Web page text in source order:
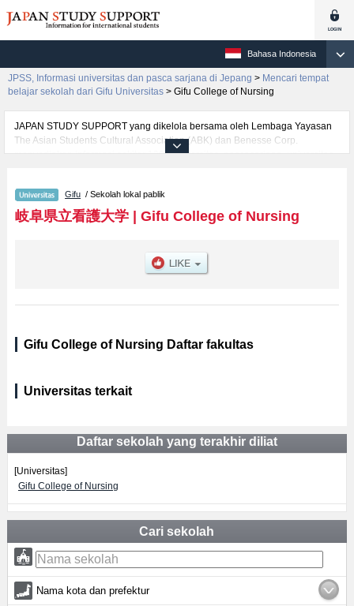
Bahasa Indonesia
JPSS, Informasi universitas dan pasca sarjana di Jepang > Mencari tempat
belajar sekolah dari Gifu Universitas > Gifu College of Nursing
JAPAN STUDY SUPPORT yang dikelola bersama oleh Lembaga Yayasan
The Asian Students Cultural Association (ABK) dan Benesse Corp.
menyediakan informasi sekitar 1300 universitas, pascasarjana, universitas
informasi per fakultas seperti , serta berbagai informasi yang berguna bagi
mahasiswa(i) mancanegara seperti kuota untuk jumlah pendaftar dan
jumlah kelulusan ujian masuk mahasiswa(i) mancanegara, informasi
Gifu / Sekolah lokal pablik
岐阜県立看護大学| Gifu College of Nursing
Gifu College of Nursing Daftar fakultas
Universitas terkait
Daftar sekolah yang terakhir diliat
[Universitas]
Gifu College of Nursing
Cari sekolah
Nama kota dan prefektur